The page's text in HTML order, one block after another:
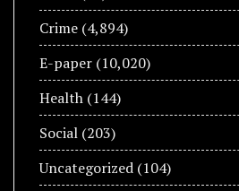
Crime (4,894)
E-paper (10,020)
Health (144)
Social (203)
Uncategorized (104)